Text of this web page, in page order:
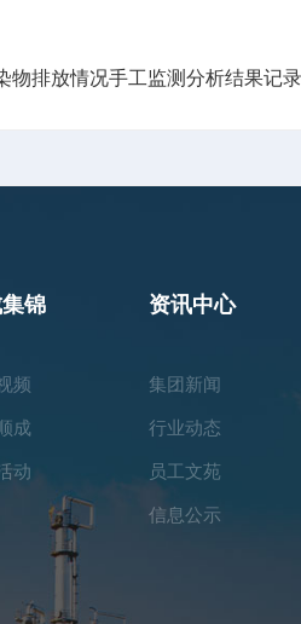
物排放情况手工监测分析结果记
锦
频
成
动
资讯中心
集团新闻
行业动态
员工文苑
信息公示